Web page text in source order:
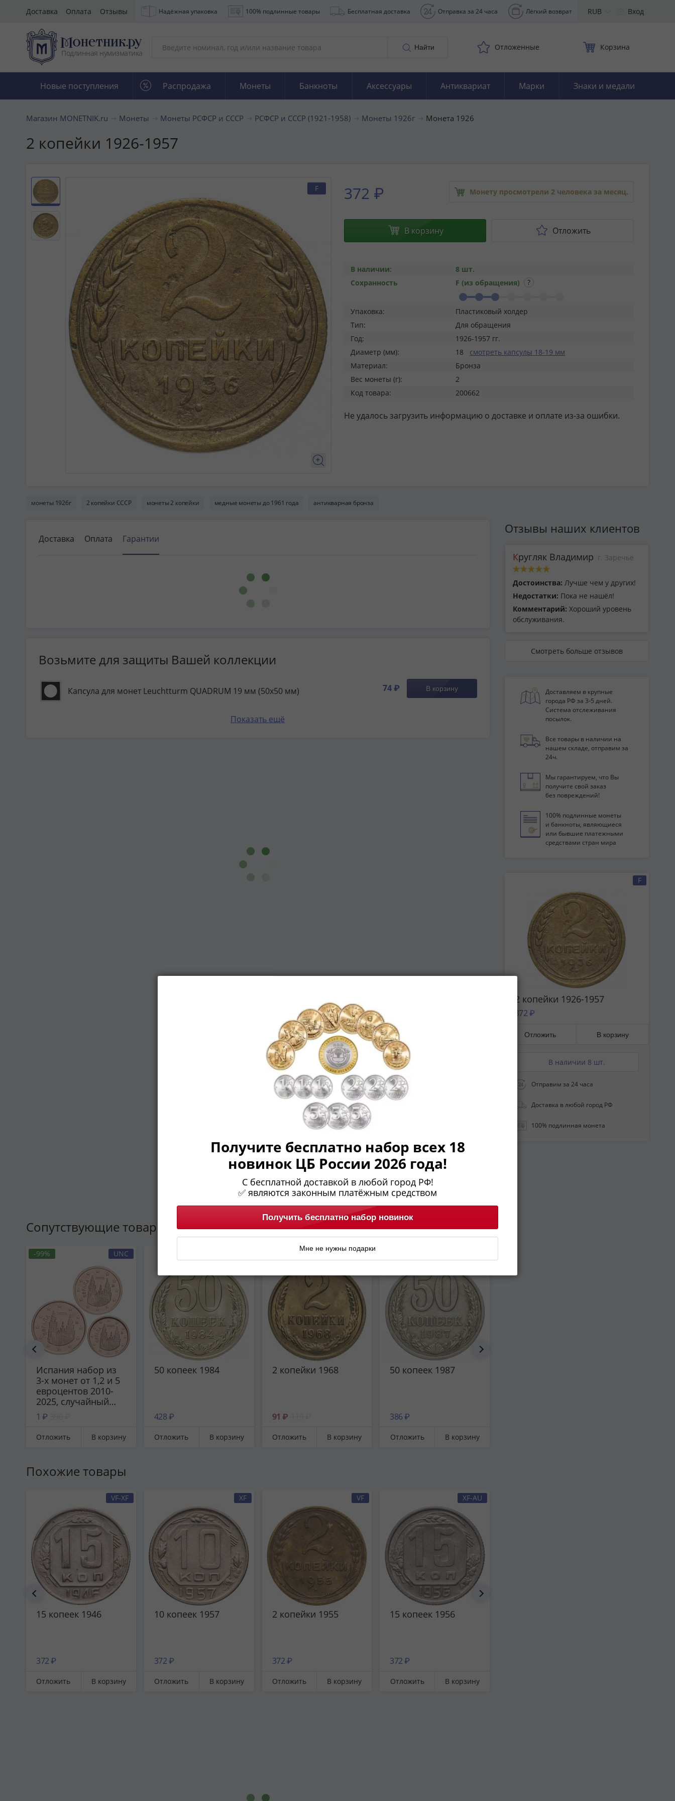
Доставка Оплата Отзывы Надёжная упаковка 100% подлинные товары Бесплатная доставка Отправка за 24 часа Лёгкий возврат RUB Вход
Подлинная нумизматика
Найти Отложенные Корзина
Новые поступления Распродажа Монеты Банкноты Аксессуары Антиквариат Марки Знаки и медали
Магазин MONETNIK.ru Монеты Монеты РСФСР и СССР РСФСР и СССР (1921-1958) Монеты 1926г Монета 1926
2 копейки 1926-1957
F 372 ₽ Монету просмотрели 2 человека за месяц.
В наличии:
8 шт.
Сохранность
F (из обращения)
Упаковка:
Пластиковый холдер
Тип:
Для обращения
Год:
1926-1957 гг.
Диаметр (мм):
18
смотреть капсулы 18-19 мм
Материал:
Бронза
Вес монеты (г):
2
Код товара:
200662
В корзину Отложить
Не удалось загрузить информацию о доставке и оплате из-за ошибки.
монеты 1926г 2 копейки СССР монеты 2 копейки медные монеты до 1961 года антикварная бронза
Доставка Оплата Гарантии
Возьмите для защиты Вашей коллекции
Капсула для монет Leuchtturm QUADRUM 19 мм (50х50 мм) 74 ₽ В корзину
Показать ещё
Сопутствующие товары
-99% UNC
Испания набор из
3-х монет от 1,2 и 5
евроцентов 2010-
2025, случайный
год
1 ₽
Отложить В корзину
50 копеек 1984
428 ₽
Отложить В корзину
ЛИКВИДАЦИЯ AU-UNC
2 копейки 1968
91 ₽
Отложить В корзину
50 копеек 1987
386 ₽
Отложить В корзину
Похожие товары
VF-XF
15 копеек 1946
372 ₽
Отложить В корзину
XF
10 копеек 1957
372 ₽
Отложить В корзину
VF
2 копейки 1955
372 ₽
Отложить В корзину
XF-AU
15 копеек 1956
372 ₽
Отложить В корзину
Отзывы наших клиентов
Кругляк Владимир г. Заречье
Достоинства: Лучше чем у других!
Недостатки: Пока не нашёл!
Комментарий: Хороший уровень
обслуживания.
Смотреть больше отзывов
Доставляем в крупные
города РФ за 3‑5 дней.
Система отслеживания
посылок.
Все товары в наличии на
нашем складе, отправим за
24ч.
Мы гарантируем, что Вы
получите свой заказ
без повреждений!
100% подлинные монеты
и банкноты, являющиеся
или бывшие платежными
средствами стран мира
F
2 копейки 1926-1957
372 ₽
Отложить В корзину
В наличии 8 шт.
Отправим за 24 часа
Доставка в любой город РФ
100% подлинная монета
Получите бесплатно набор всех 18
новинок ЦБ России 2026 года!
С бесплатной доставкой в любой город РФ!
✅ являются законным платёжным средством
Получить бесплатно набор новинок
Мне не нужны подарки